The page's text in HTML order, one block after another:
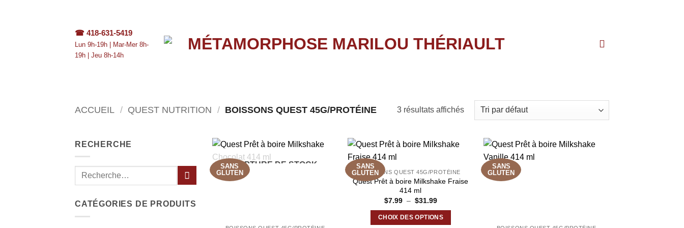
☎ 418-631-5419
Lun 9h-19h | Mar-Mer 8h-
19h | Jeu 8h-14h
ACCUEIL / QUEST NUTRITION / BOISSONS QUEST 45G/PROTÉINE 3 résultats affichés
RECHERCHE
CATÉGORIES DE PRODUITS
RUPTURE DE STOCK
SANS
GLUTEN
SANS
GLUTEN
BOISSONS QUEST 45G/PROTÉINE
Quest Prêt à boire Milkshake Fraise
414 ml
$7.99 – $31.99Plage
prix :
$7.99
CHOIX DES OPTIONS
SANS
GLUTEN